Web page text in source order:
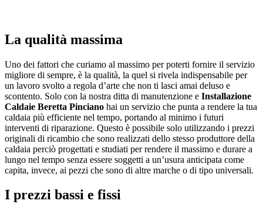
La qualità massima
Uno dei fattori che curiamo al massimo per poterti fornire il servizio
migliore di sempre, è la qualità, la quel si rivela indispensabile per
un lavoro svolto a regola d’arte che non ti lasci amai deluso e
scontento. Solo con la nostra ditta di manutenzione e Installazione
Caldaie Beretta Pinciano hai un servizio che punta a rendere la tua
caldaia più efficiente nel tempo, portando al minimo i futuri
interventi di riparazione. Questo è possibile solo utilizzando i prezzi
originali di ricambio che sono realizzati dello stesso produttore della
caldaia perciò progettati e studiati per rendere il massimo e durare a
lungo nel tempo senza essere soggetti a un’usura anticipata come
capita, invece, ai pezzi che sono di altre marche o di tipo universali.
I prezzi bassi e fissi